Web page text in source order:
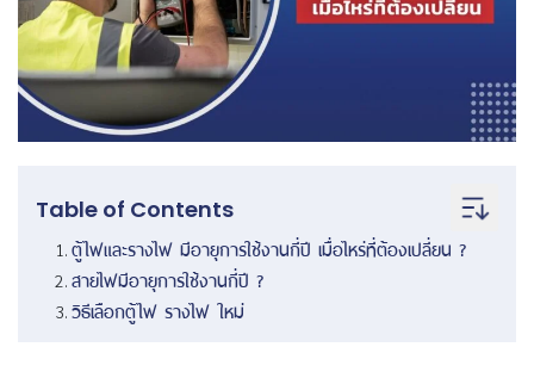
Table of Contents
ตู้ไฟและรางไฟ มีอายุการใช้งานกี่ปี เมื่อไหร่ที่ต้องเปลี่ยน ?
สายไฟมีอายุการใช้งานกี่ปี ?
วิธีเลือกตู้ไฟ รางไฟ ใหม่